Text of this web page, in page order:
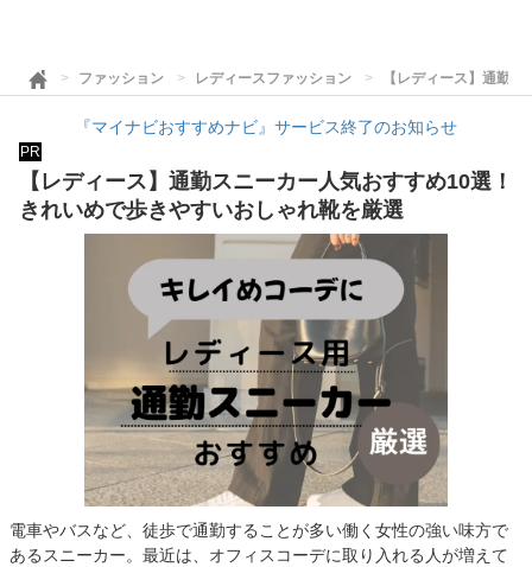
ファッション レディースファッション 【レディース】通勤
『マイナビおすすめナビ』サービス終了のお知らせ
PR
【レディース】通勤スニーカー人気おすすめ10選！
きれいめで歩きやすいおしゃれ靴を厳選
電車やバスなど、徒歩で通勤することが多い働く女性の強い味方で
あるスニーカー。最近は、オフィスコーデに取り入れる人が増えて